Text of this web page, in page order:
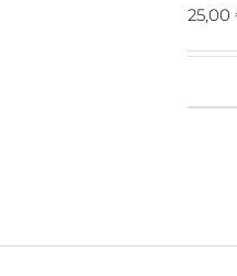
25,00